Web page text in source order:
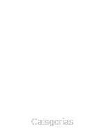
Categorías